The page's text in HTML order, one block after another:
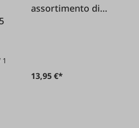
assortimento di
13,95 €*